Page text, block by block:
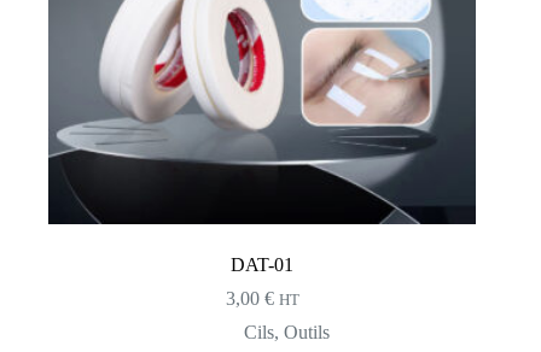
DAT-01
3,00 € HT
Cils, Outils